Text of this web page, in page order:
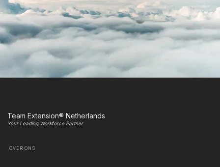
Team Extension® Netherlands
Your Leading Workforce Partner
OVER ONS